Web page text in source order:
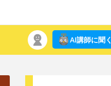
AI講師に聞く